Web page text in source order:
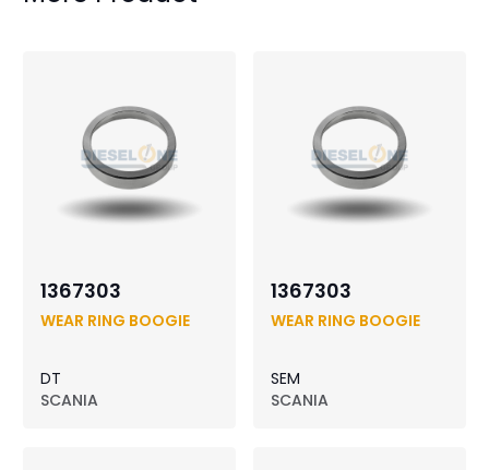
1367303
WEAR RING BOOGIE
DT
SCANIA
1367303
WEAR RING BOOGIE
SEM
SCANIA